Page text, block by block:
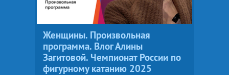
Женщины. Произвольная
программа. Влог Алины
Загитовой. Чемпионат России по
фигурному катанию 2025